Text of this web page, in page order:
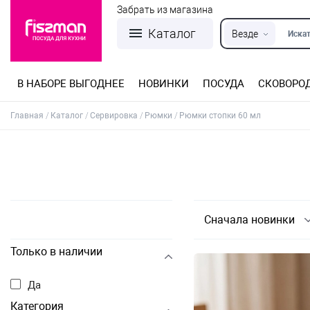
Каталог Везде
Забрать из магазина
В НАБОРЕ ВЫГОДНЕЕ НОВИНКИ ПОСУДА
Главная Каталог Сервировка Рюмки Рюмки стопки 60 мл
Только в наличии
Да
Категория
Сначала новинки